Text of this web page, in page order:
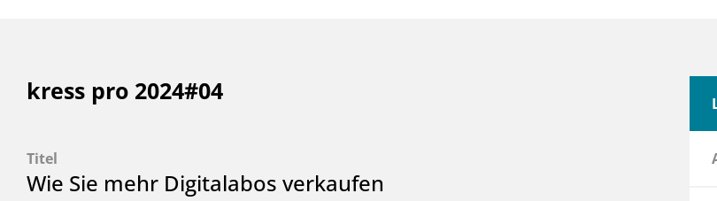
kress pro 2024#04
Titel
Wie Sie mehr Digitalabos verkaufen